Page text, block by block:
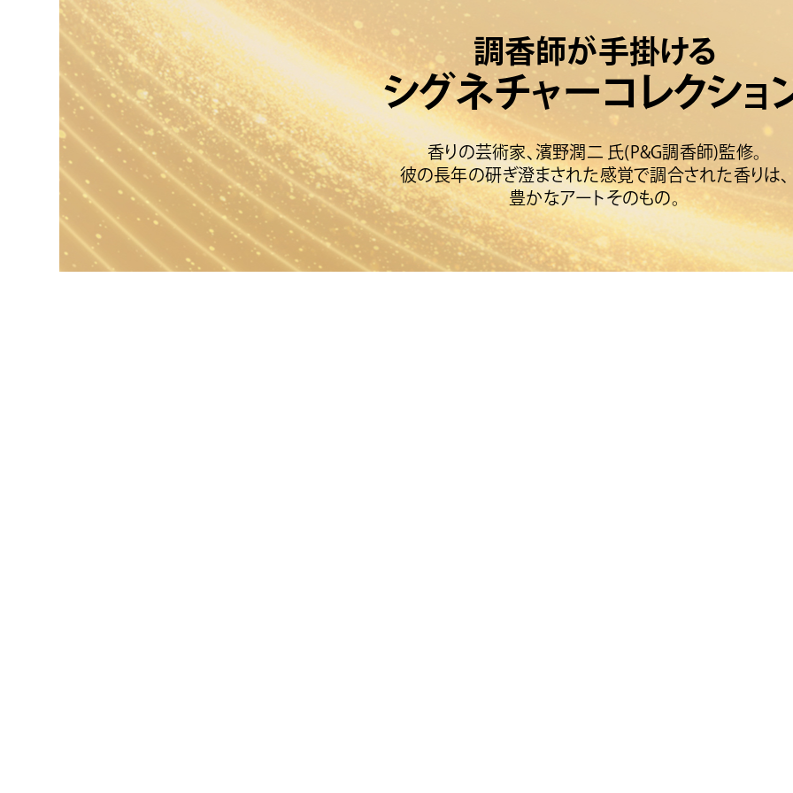
調香師が手掛ける
シグネチャーコレクショ
香りの芸術家、濱野潤二 氏(P&G調香師)監修。
彼の長年の研ぎ澄まされた感覚で調合された香りは、
豊かなアートそのもの。